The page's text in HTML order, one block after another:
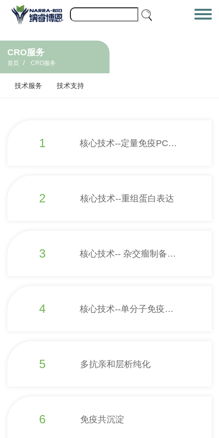
CRO服务
首页 / CRO服务
技术服务 技术支持
1
核心技术--定量免疫PCR
2 核心技术--重组蛋白表达
3
核心技术-- 杂交瘤制备技
4
核心技术--单分子免疫荧
5 多抗亲和层析纯化
6 免疫共沉淀